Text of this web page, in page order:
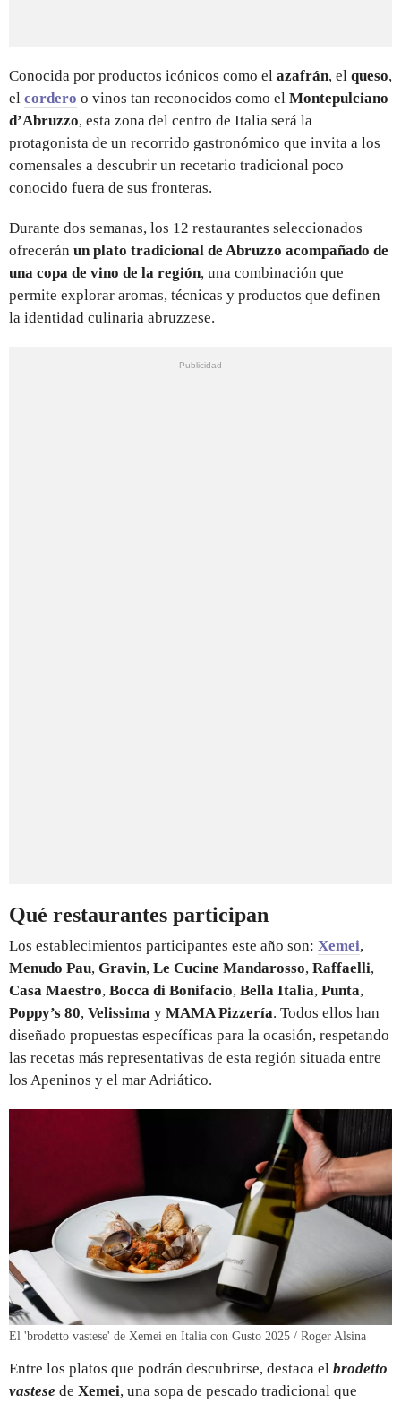
Conocida por productos icónicos como el azafrán, el queso,
el cordero o vinos tan reconocidos como el Montepulciano
d’Abruzzo, esta zona del centro de Italia será la
protagonista de un recorrido gastronómico que invita a los
comensales a descubrir un recetario tradicional poco
conocido fuera de sus fronteras.
Durante dos semanas, los 12 restaurantes seleccionados
ofrecerán un plato tradicional de Abruzzo acompañado de
una copa de vino de la región, una combinación que
permite explorar aromas, técnicas y productos que definen
la identidad culinaria abruzzese.
Qué restaurantes participan
Los establecimientos participantes este año son: Xemei,
Menudo Pau, Gravin, Le Cucine Mandarosso, Raffaelli,
Casa Maestro, Bocca di Bonifacio, Bella Italia, Punta,
Poppy’s 80, Velissima y MAMA Pizzería. Todos ellos han
diseñado propuestas específicas para la ocasión, respetando
las recetas más representativas de esta región situada entre
los Apeninos y el mar Adriático.
El 'brodetto vastese' de Xemei en Italia con Gusto 2025 / Roger Alsina
Entre los platos que podrán descubrirse, destaca el brodetto
vastese de Xemei, una sopa de pescado tradicional que